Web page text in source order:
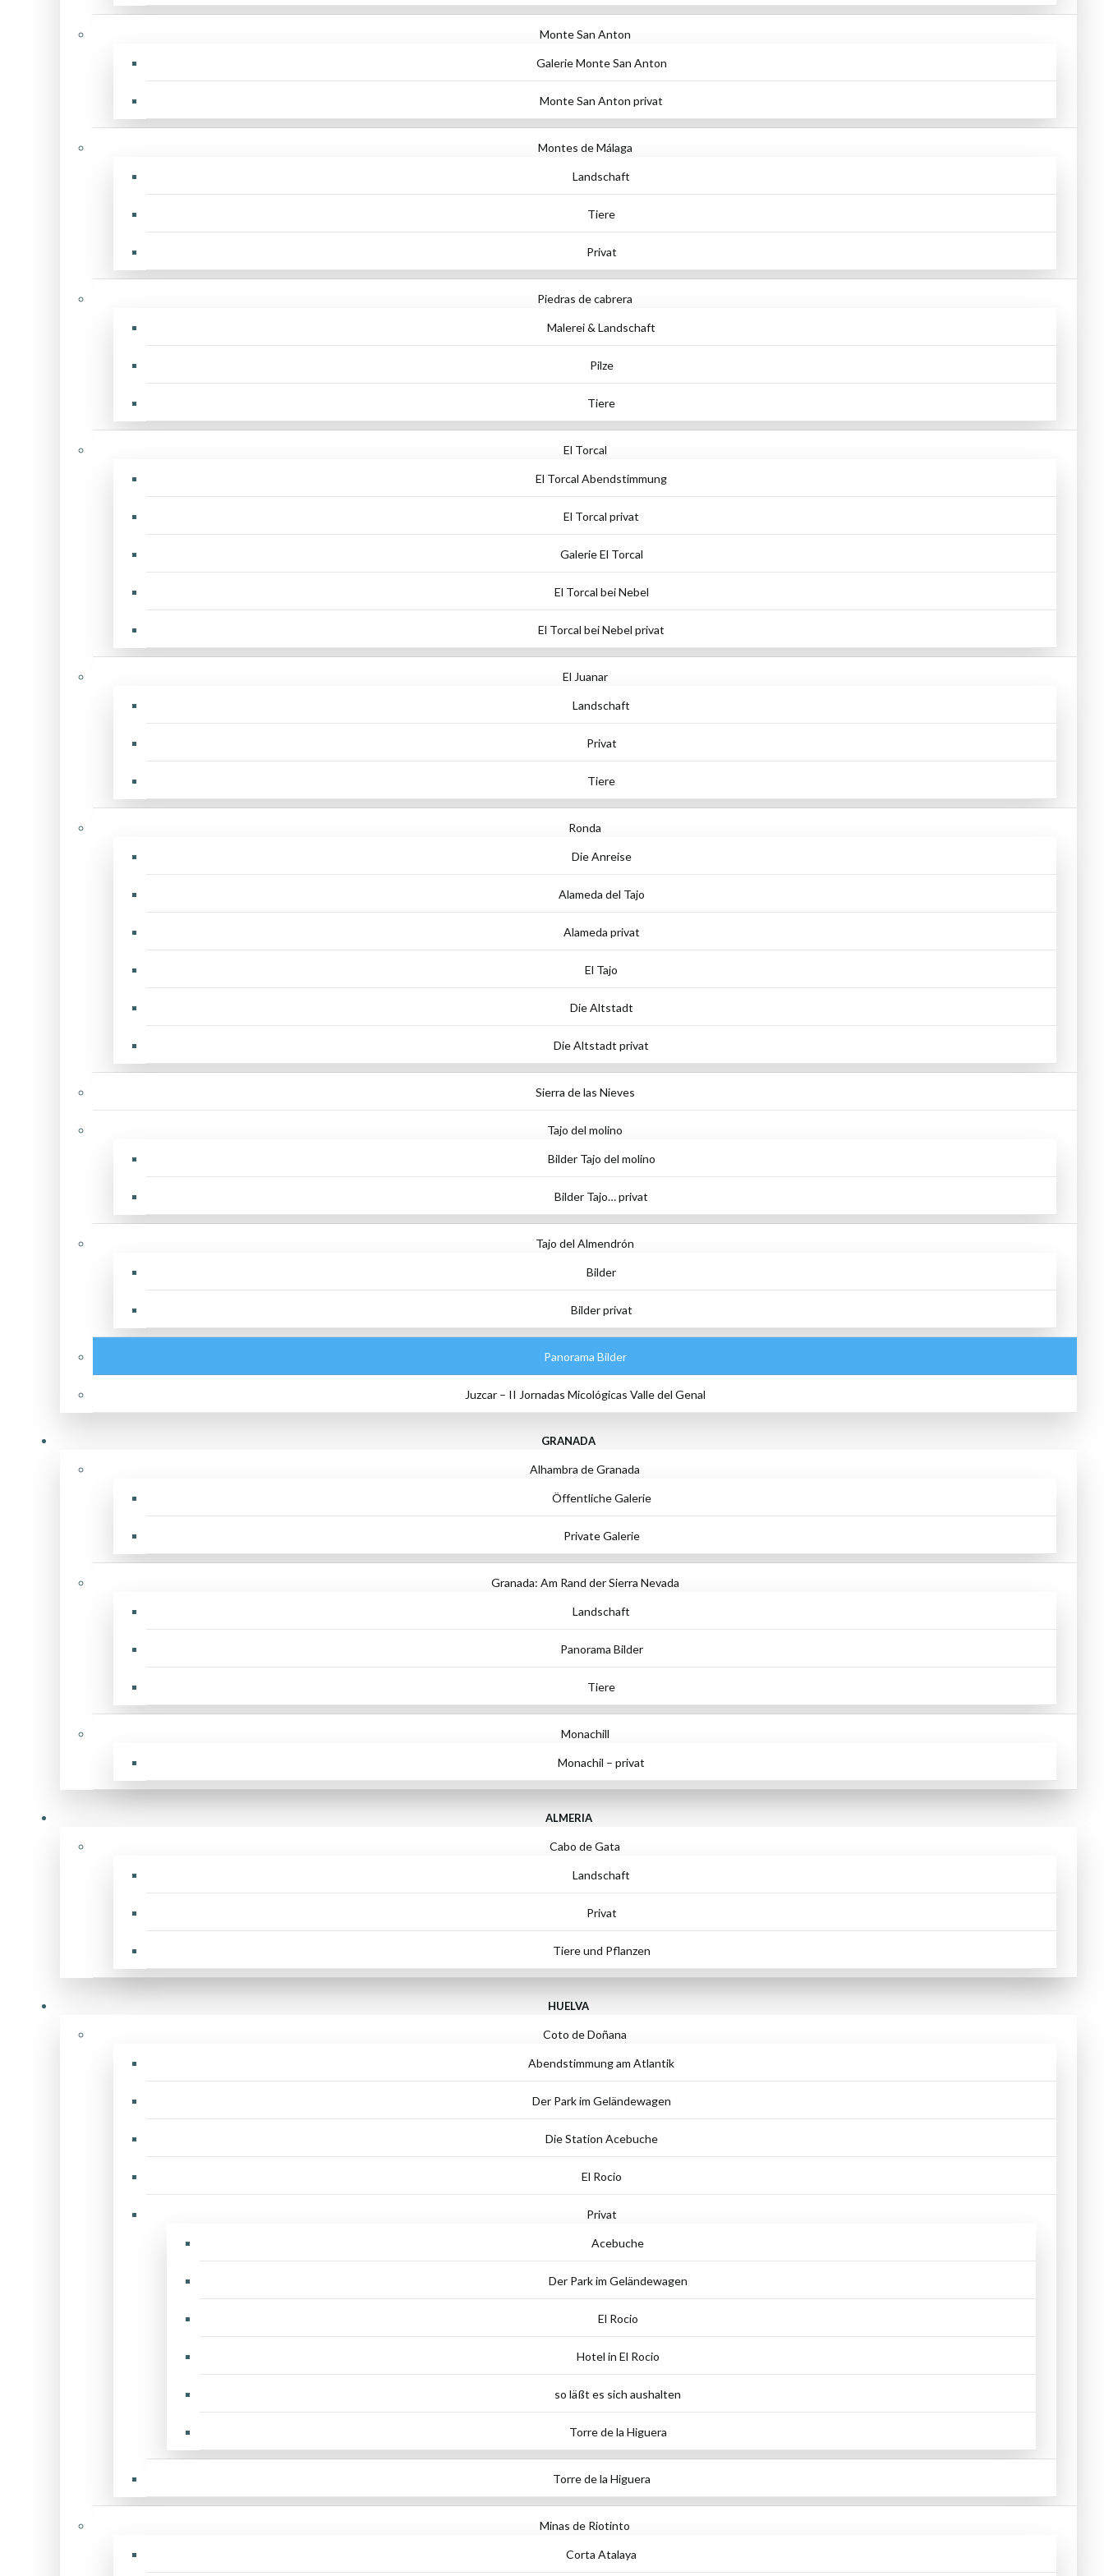
Monte San Anton
Galerie Monte San Anton
Monte San Anton privat
Montes de Málaga
Landschaft
Tiere
Privat
Piedras de cabrera
Malerei & Landschaft
Pilze
Tiere
El Torcal
El Torcal Abendstimmung
El Torcal privat
Galerie El Torcal
El Torcal bei Nebel
El Torcal bei Nebel privat
El Juanar
Landschaft
Privat
Tiere
Ronda
Die Anreise
Alameda del Tajo
Alameda privat
El Tajo
Die Altstadt
Die Altstadt privat
Sierra de las Nieves
Tajo del molino
Bilder Tajo del molino
Bilder Tajo… privat
Tajo del Almendrón
Bilder
Bilder privat
Panorama Bilder
Juzcar – II Jornadas Micológicas Valle del Genal
GRANADA
Alhambra de Granada
Öffentliche Galerie
Private Galerie
Granada: Am Rand der Sierra Nevada
Landschaft
Panorama Bilder
Tiere
Monachill
Monachil – privat
ALMERIA
Cabo de Gata
Landschaft
Privat
Tiere und Pflanzen
HUELVA
Coto de Doñana
Abendstimmung am Atlantik
Der Park im Geländewagen
Die Station Acebuche
El Rocio
Privat
Acebuche
Der Park im Geländewagen
El Rocio
Hotel in El Rocio
so läßt es sich aushalten
Torre de la Higuera
Torre de la Higuera
Minas de Riotinto
Corta Atalaya